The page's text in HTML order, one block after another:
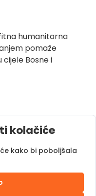
humanitarna
pomaže
Bosne i
kolačiće
kako bi poboljšala